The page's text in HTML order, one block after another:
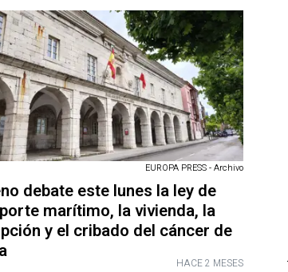
EUROPA PRESS - Archivo
debate este lunes la ley de
marítimo, la vivienda, la
y el cribado del cáncer de
HACE 2 MESES